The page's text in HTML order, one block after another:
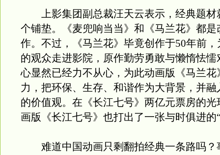
上影集团副总裁汪天云表示，经典题材
个铺垫。《麦兜响当当》和《马兰花》都是
作。不过，《马兰花》毕竟创作于50年前
的观众走进影院，原作勤劳勇敢与懒惰怯懦
心显然已经力不从心，为此动画版《马兰花
力，把环保、生存、和谐作为大背景，并融
的价值观。在《长江七号》两亿元票房的光
画版《长江七号》也打出了一张与时俱进的
难道中国动画只剩翻拍经典一条路吗？